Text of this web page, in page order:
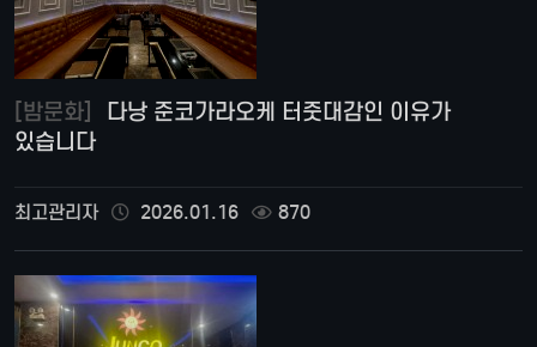
[밤문화]
있습니다
최고관리자 2026.01.16 870